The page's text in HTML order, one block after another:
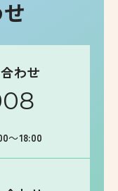
わせ
～18:00